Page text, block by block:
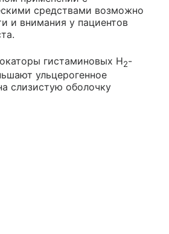
средствами возможно
и внимания у пациентов
гистаминовых H2-
ульцерогенное
слизистую оболочку